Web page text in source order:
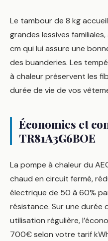
Le tambour de 8 kg
grandes lessives
cm qui lui assure une
des buanderies. Les
à chaleur préservent les
durée de vie de vos
Économies et
TR81A3G6BOE
La pompe à chaleur du
chaud en circuit fermé,
électrique de 50 à 60%
résistance. Sur une durée
utilisation régulière,
700€ selon votre tarif